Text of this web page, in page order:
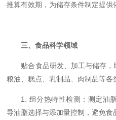
推算有效期，为储存条件制定提供
三、食品科学领域
贴合食品研发、加工与储存
粮油、糕点、乳制品、肉制品等各
1. 组分热特性检测：测定油
导油脂选择与添加量控制，避免食